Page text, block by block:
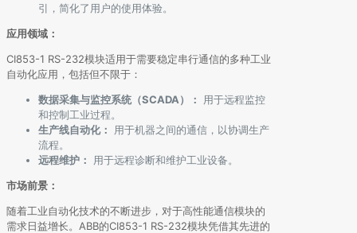
引，简化了用户的使用体验。
应用领域：
CI853-1 RS-232模块适用于需要稳定串行通信的多种工业
自动化应用，包括但不限于：
数据采集与监控系统（SCADA）：
用于远程监控
和控制工业过程。
生产线自动化：
用于机器之间的通信，以协调生产
流程。
远程维护：
用于远程诊断和维护工业设备。
市场前景：
随着工业自动化技术的不断进步，对于高性能通信模块的
需求日益增长。ABB的CI853-1 RS-232模块凭借其先进的